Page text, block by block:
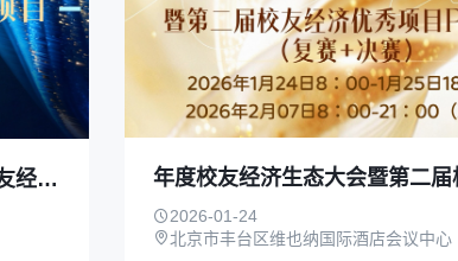
年度校友经济生态大会暨第二届校友经济优秀项目路演PK大赛 决赛
2026-01-24
北京市丰台区维也纳国际酒店会议中心